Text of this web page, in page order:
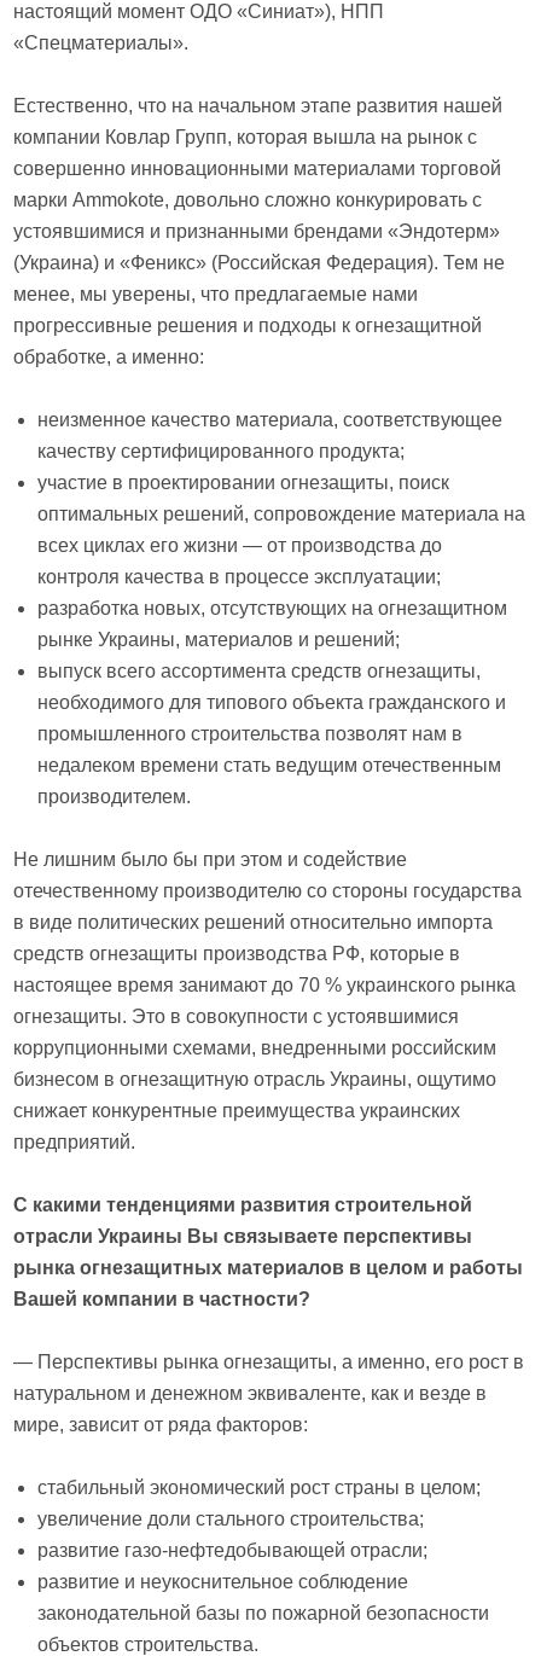
настоящий момент ОДО «Синиат»), НПП
«Спецматериалы».
Естественно, что на начальном этапе развития нашей
компании Ковлар Групп, которая вышла на рынок с
совершенно инновационными материалами торговой
марки Ammokote, довольно сложно конкурировать с
устоявшимися и признанными брендами «Эндотерм»
(Украина) и «Феникс» (Российская Федерация). Тем не
менее, мы уверены, что предлагаемые нами
прогрессивные решения и подходы к огнезащитной
обработке, а именно:
неизменное качество материала, соответствующее
качеству сертифицированного продукта;
участие в проектировании огнезащиты, поиск
оптимальных решений, сопровождение материала на
всех циклах его жизни — от производства до
контроля качества в процессе эксплуатации;
разработка новых, отсутствующих на огнезащитном
рынке Украины, материалов и решений;
выпуск всего ассортимента средств огнезащиты,
необходимого для типового объекта гражданского и
промышленного строительства позволят нам в
недалеком времени стать ведущим отечественным
производителем.
Не лишним было бы при этом и содействие
отечественному производителю со стороны государства
в виде политических решений относительно импорта
средств огнезащиты производства РФ, которые в
настоящее время занимают до 70 % украинского рынка
огнезащиты. Это в совокупности с устоявшимися
коррупционными схемами, внедренными российским
бизнесом в огнезащитную отрасль Украины, ощутимо
снижает конкурентные преимущества украинских
предприятий.
С какими тенденциями развития строительной
отрасли Украины Вы связываете перспективы
рынка огнезащитных материалов в целом и работы
Вашей компании в частности?
— Перспективы рынка огнезащиты, а именно, его рост в
натуральном и денежном эквиваленте, как и везде в
мире, зависит от ряда факторов:
стабильный экономический рост страны в целом;
увеличение доли стального строительства;
развитие газо-нефтедобывающей отрасли;
развитие и неукоснительное соблюдение
законодательной базы по пожарной безопасности
объектов строительства.